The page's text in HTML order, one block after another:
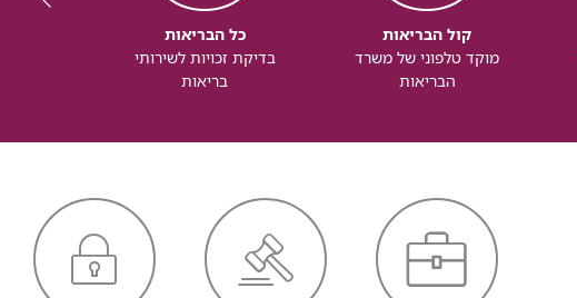
קול הבריאות
מוקד טלפוני של משרד
הבריאות
כל הבריאות
בדיקת זכויות לשירותי
בריאות